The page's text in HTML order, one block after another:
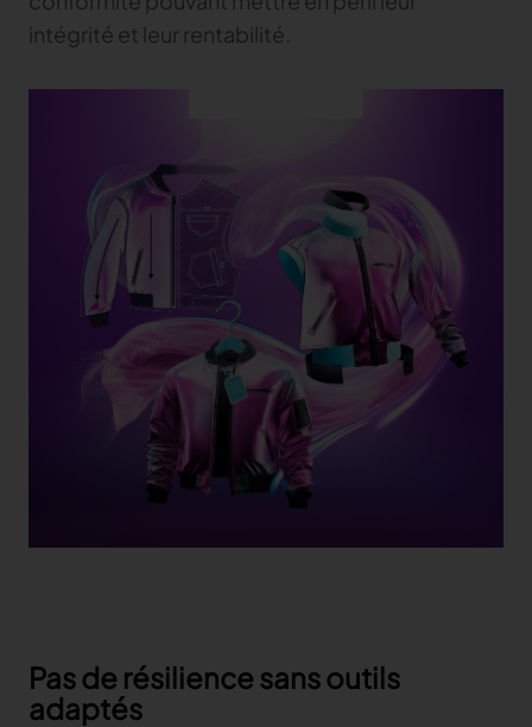
intégrité et leur rentabilité.
Pas de résilience sans outils
adaptés